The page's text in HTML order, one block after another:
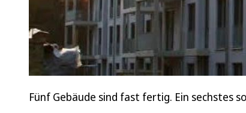
Fünf Gebäude sind fast fertig. Ein sechstes